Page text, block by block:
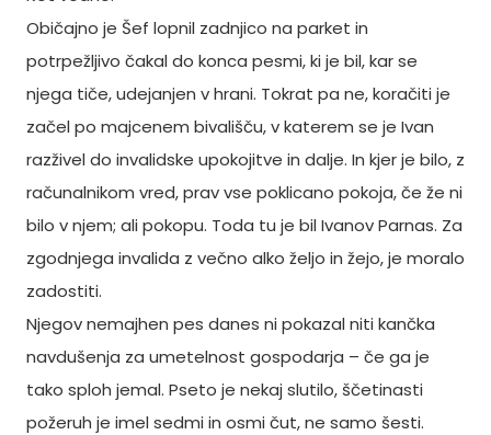
Običajno je Šef lopnil zadnjico na parket in
potrpežljivo čakal do konca pesmi, ki je bil, kar se
njega tiče, udejanjen v hrani. Tokrat pa ne, koračiti je
začel po majcenem bivališču, v katerem se je Ivan
razživel do invalidske upokojitve in dalje. In kjer je bilo, z
računalnikom vred, prav vse poklicano pokoja, če že ni
bilo v njem; ali pokopu. Toda tu je bil Ivanov Parnas. Za
zgodnjega invalida z večno alko željo in žejo, je moralo
zadostiti.
Njegov nemajhen pes danes ni pokazal niti kančka
navdušenja za umetelnost gospodarja – če ga je
tako sploh jemal. Pseto je nekaj slutilo, ščetinasti
požeruh je imel sedmi in osmi čut, ne samo šesti.